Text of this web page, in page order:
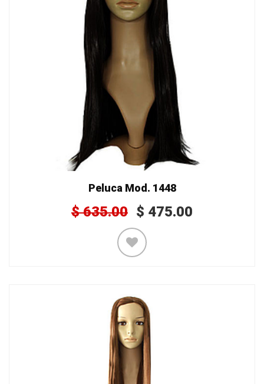
Peluca Mod. 1448
$635.00 $ 475.00